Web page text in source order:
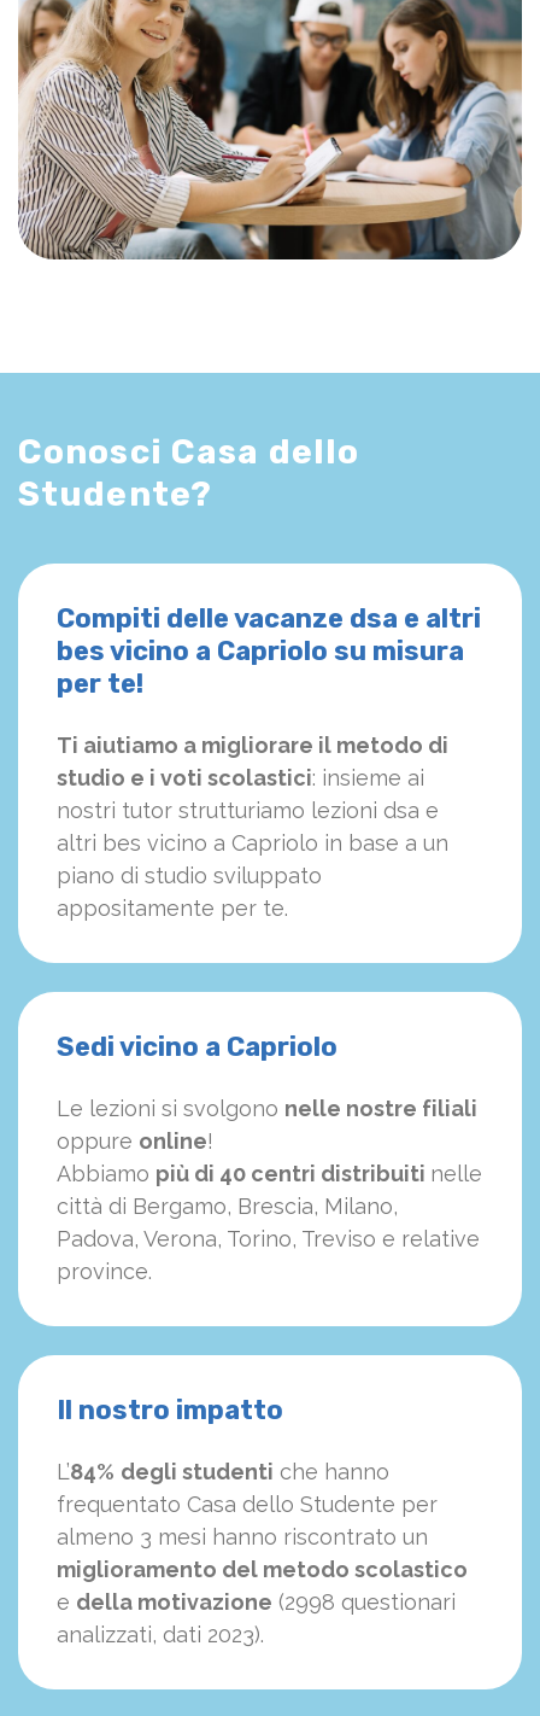
Conosci Casa dello
Studente?
Compiti delle vacanze dsa e altri
bes vicino a Capriolo su misura
per te!
Ti aiutiamo a migliorare il metodo di
studio e i voti scolastici: insieme ai
nostri tutor strutturiamo lezioni dsa e
altri bes vicino a Capriolo in base a un
piano di studio sviluppato
appositamente per te.
Sedi vicino a Capriolo
Le lezioni si svolgono nelle nostre filiali
oppure online!
Abbiamo più di 40 centri distribuiti nelle
città di Bergamo, Brescia, Milano,
Padova, Verona, Torino, Treviso e relative
province.
Il nostro impatto
L’84% degli studenti che hanno
frequentato Casa dello Studente per
almeno 3 mesi hanno riscontrato un
miglioramento del metodo scolastico
e della motivazione (2998 questionari
analizzati, dati 2023).